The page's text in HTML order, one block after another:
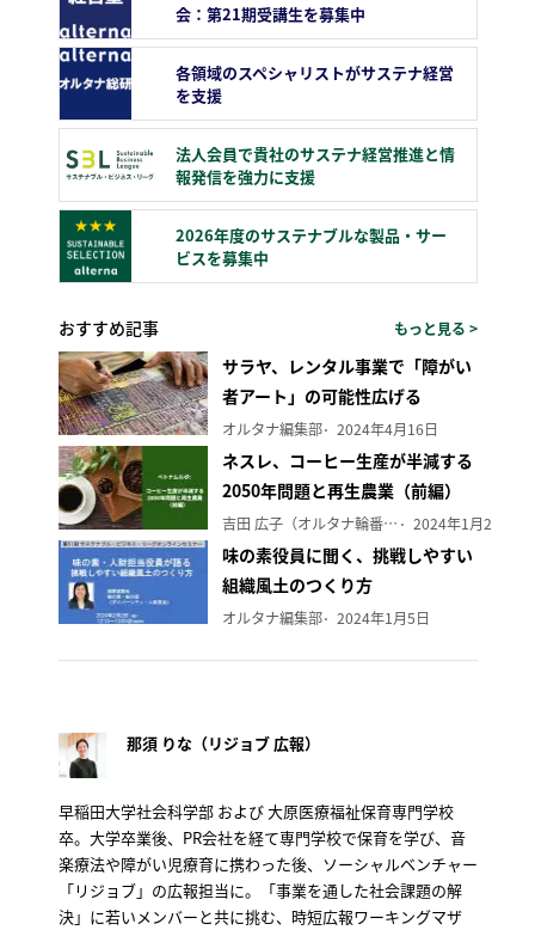
会：第21期受講生を募集中
各領域のスペシャリストがサステナ経営
を支援
法人会員で貴社のサステナ経営推進と情
報発信を強力に支援
2026年度のサステナブルな製品・サー
ビスを募集中
おすすめ記事 もっと見る >
サラヤ、レンタル事業で「障がい
者アート」の可能性広げる
オルタナ編集部 2024年4月16日
ネスレ、コーヒー生産が半減する
2050年問題と再生農業（前編）
吉田 広子（オルタナ輪番編集長） 2024年1月29日
味の素役員に聞く、挑戦しやすい
組織風土のつくり方
オルタナ編集部 2024年1月5日
那須 りな（リジョブ 広報）
早稲田大学社会科学部 および 大原医療福祉保育専門学校
卒。大学卒業後、PR会社を経て専門学校で保育を学び、音
楽療法や障がい児療育に携わった後、ソーシャルベンチャー
「リジョブ」の広報担当に。「事業を通した社会課題の解
決」に若いメンバーと共に挑む、時短広報ワーキングマザ